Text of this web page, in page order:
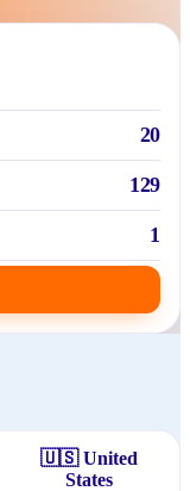
20
129
1
🇺🇸 United
States